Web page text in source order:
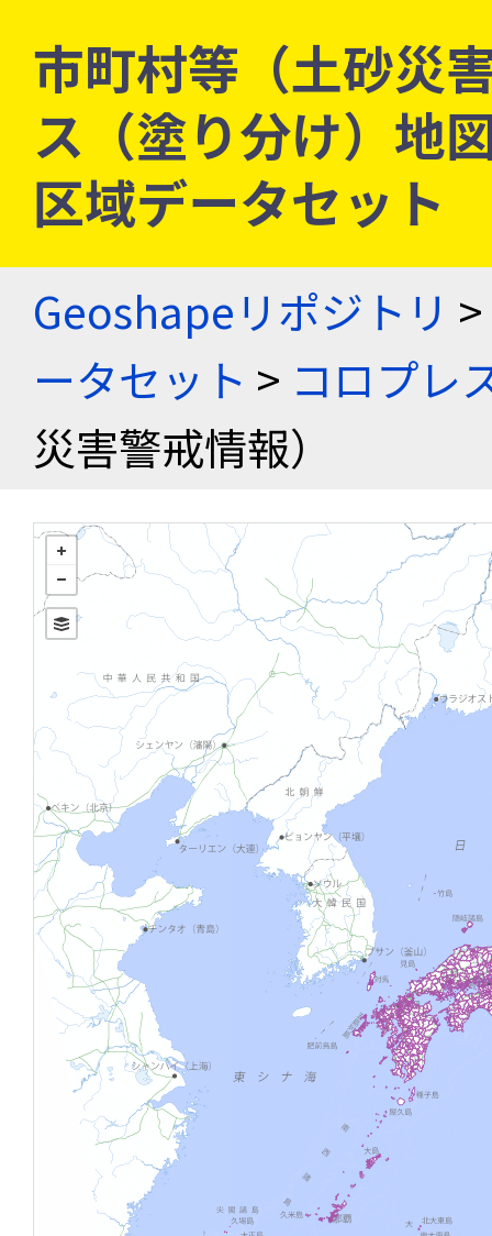
市町村等（土砂災
ス（塗り分け）地
区域データセット
Geoshapeリポジトリ >
ータセット > コロプレ
災害警戒情報）